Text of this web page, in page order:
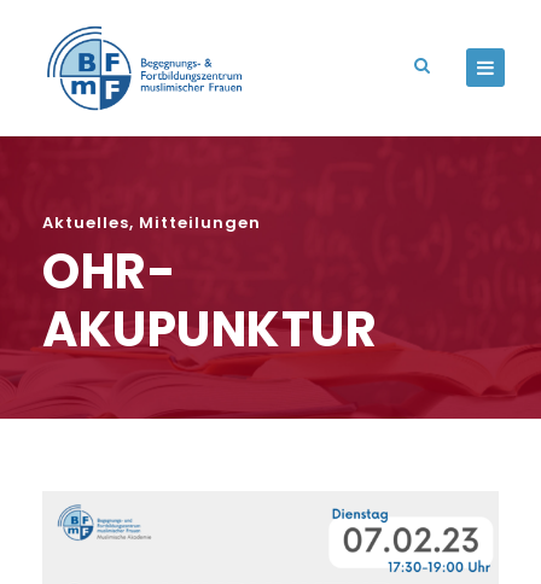
Aktuelles, Mitteilungen
OHR-
AKUPUNKTUR